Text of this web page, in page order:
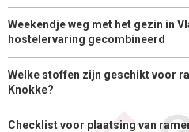
Weekendje weg met het gezin in
hostelervaring gecombineerd
Welke stoffen zijn geschikt voor
Knokke?
Checklist voor plaatsing van